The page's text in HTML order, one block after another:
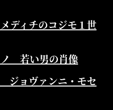
ディチのコジモ１世
若い男の肖像
ジョヴァンニ・モセ